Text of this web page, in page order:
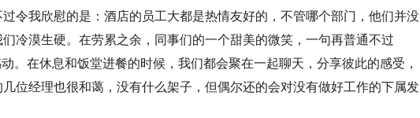
令我欣慰的是：酒店的员工大都是热情友好的，不管哪个部门，他们并没
冷漠生硬。在劳累之余，同事们的一个甜美的微笑，一句再普通不过
。在休息和饭堂进餐的时候，我们都会聚在一起聊天，分享彼此的感受，
位经理也很和蔼，没有什么架子，但偶尔还的会对没有做好工作的下属发